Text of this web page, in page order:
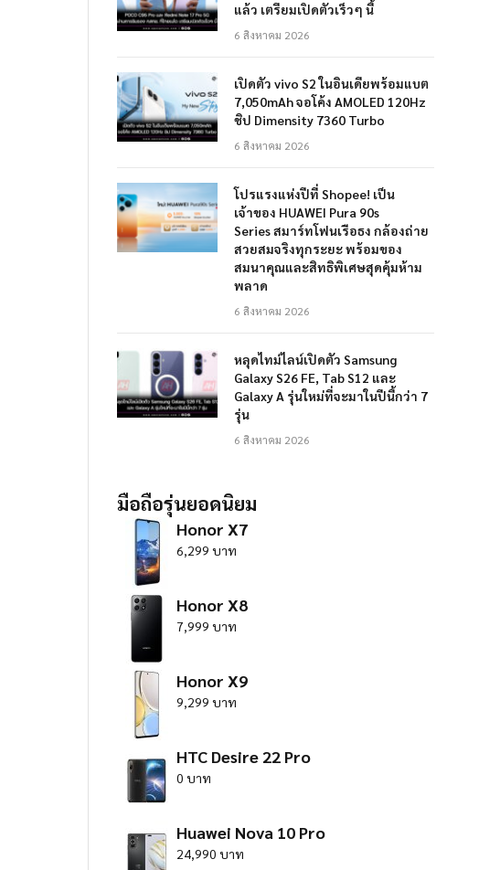
แล้ว เตรียมเปิดตัวเร็วๆ นี้
6 สิงหาคม 2026
เปิดตัว vivo S2 ในอินเดียพร้อมแบต
7,050mAh จอโค้ง AMOLED 120Hz
ชิป Dimensity 7360 Turbo
6 สิงหาคม 2026
โปรแรงแห่งปีที่ Shopee! เป็น
เจ้าของ HUAWEI Pura 90s
Series สมาร์ทโฟนเรือธง กล้องถ่าย
สวยสมจริงทุกระยะ พร้อมของ
สมนาคุณและสิทธิพิเศษสุดคุ้มห้าม
พลาด
6 สิงหาคม 2026
หลุดไทม์ไลน์เปิดตัว Samsung
Galaxy S26 FE, Tab S12 และ
Galaxy A รุ่นใหม่ที่จะมาในปีนี้กว่า 7
รุ่น
6 สิงหาคม 2026
มือถือรุ่นยอดนิยม
Honor X7
6,299 บาท
Honor X8
7,999 บาท
Honor X9
9,299 บาท
HTC Desire 22 Pro
0 บาท
Huawei Nova 10 Pro
24,990 บาท